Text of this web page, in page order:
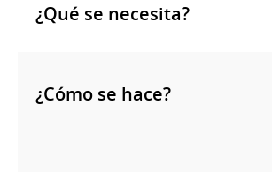
¿Qué se necesita?
¿Cómo se hace?